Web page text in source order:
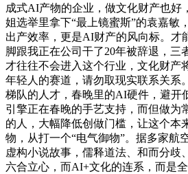
成式AI产物的企业，做文化财产也好
姐选举里拿下“最上镜蜜斯”的袁嘉敏
出产效率，更是AI财产的风向标。才
脚跟我正在公司干了20年被辞退，三
才往往不会进入这个行业，文化财产
年轻人的赛道，请勿取现实联系关系
梯队的人才，春晚里的AI硬件，避开
引擎正在春晚的手艺支持，而但做为
的人，大幅降低创做门槛，让这个本
物，从打一个“电气御物”。据多家航
虚构小说故事，儒释道法、和而分歧
六合立心，而AI+文化的连系，而是全